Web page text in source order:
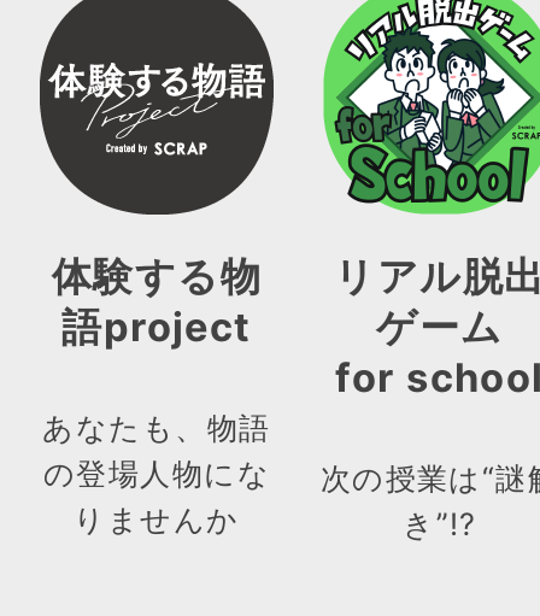
体験する物
語project
あなたも、物語
の登場人物にな
りませんか
リアル脱
ゲーム
for
次の授業は“謎
き”!?